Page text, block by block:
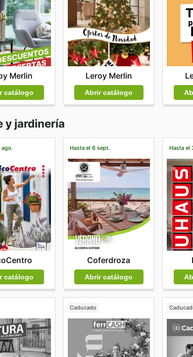
Merlin
catálogo
Leroy Merlin
Abrir catálogo
y jardinería
ago.
catálogo
Hasta el 6 sept.
Coferdroza
Abrir catálogo
Hasta el
Caducado